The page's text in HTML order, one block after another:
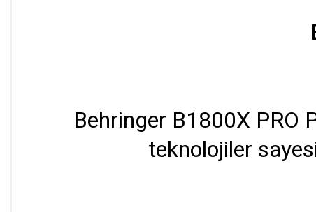
Behringer B1800X PRO
teknolojiler